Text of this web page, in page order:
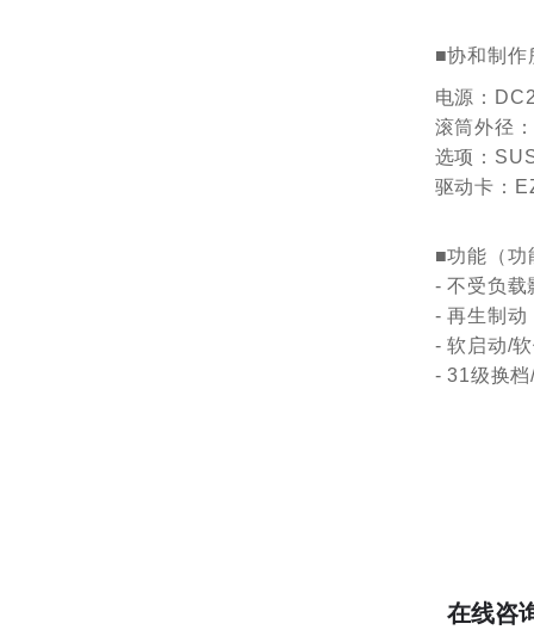
■协和制作
电源 ：
滚筒外径
选项：
驱动卡：
■功能（功
- 不受负载
- 再生制动
- 软启动/
- 31级换档
在线咨